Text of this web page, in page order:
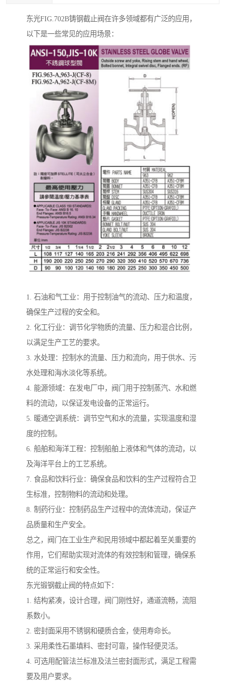
东光FIG.702B铸钢截止阀在许多领域都有广泛的应用，
以下是一些常见的应用场景：
1. 石油和气工业：用于控制油气的流动、压力和温度，
确保生产过程的安全和。
2. 化工行业：调节化学物质的流量、压力和混合比例，
以满足生产工艺的要求。
3. 水处理：控制水的流量、压力和流向，用于供水、污
水处理和海水淡化等系统。
4. 能源领域：在发电厂中，阀门用于控制蒸汽、水和燃
料的流动，以保证发电设备的正常运行。
5. 暖通空调系统：调节空气和水的流量，实现温度和湿
度的控制。
6. 船舶和海洋工程：控制船舶上液体和气体的流动，以
及海洋平台上的工艺系统。
7. 食品和饮料行业：确保食品和饮料的生产过程符合卫
生标准，控制物料的流动和处理。
8. 制药行业：控制药品生产过程中的流体流动，保证产
品质量和生产安全。
总之，阀门在工业生产和民用领域中都起着至关重要的
作用，它们帮助实现对流体的有效控制和管理，确保系
统的正常运行和安全性。
东光锻钢截止阀的特点如下：
1. 结构紧凑，设计合理，阀门刚性好，通道流畅，流阻
系数小。
2. 密封面采用不锈钢和硬质合金，使用寿命长。
3. 采用柔性石墨填料、密封可靠，操作轻便灵活。
4. 可选用配管法兰标准及法兰密封面形式，满足工程需
要及用户要求。